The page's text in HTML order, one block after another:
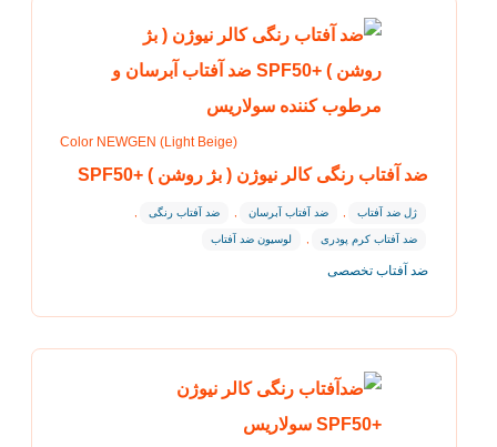
Color NEWGEN (Light Beige)
ضد آفتاب رنگی کالر نیوژن ( بژ روشن ) +SPF50
ژل ضد آفتاب ضد آفتاب آبرسان ضد آفتاب رنگی
ضد آفتاب کرم پودری لوسیون ضد آفتاب
ضد آفتاب تخصصی